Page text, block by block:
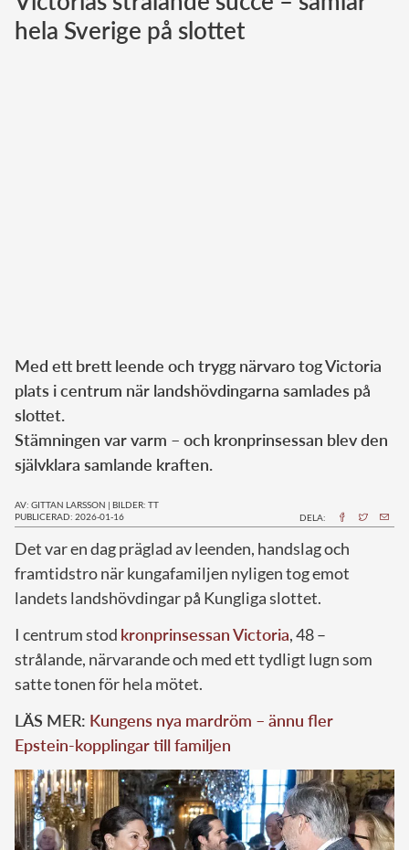
Norska kungahuset
hela Sverige på slottet
Med ett brett leende och trygg närvaro tog Victoria
plats i centrum när landshövdingarna samlades på
slottet.
Stämningen var varm – och kronprinsessan blev den
självklara samlande kraften.
AV: GITTAN LARSSON | BILDER: TT
PUBLICERAD: 2026-01-16
DELA:
Det var en dag präglad av leenden, handslag och
framtidstro när kungafamiljen nyligen tog emot
landets landshövdingar på Kungliga slottet.
I centrum stod kronprinsessan Victoria, 48 –
strålande, närvarande och med ett tydligt lugn som
satte tonen för hela mötet.
LÄS MER: Kungens nya mardröm – ännu fler
Epstein-kopplingar till familjen